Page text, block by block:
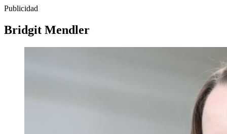
Publicidad
Bridgit Mendler